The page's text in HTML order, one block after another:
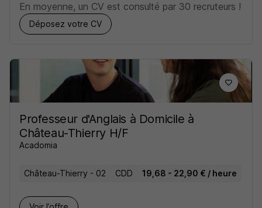
En moyenne, un CV est consulté par 30 recruteurs !
Déposez votre CV
Professeur d'Anglais à Domicile à
Château-Thierry H/F
Acadomia
Château-Thierry - 02 CDD 19,68 - 22,90 € / heure